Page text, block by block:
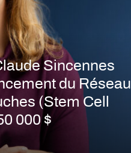
Sincennes
du Réseau
(Stem Cell
000 $